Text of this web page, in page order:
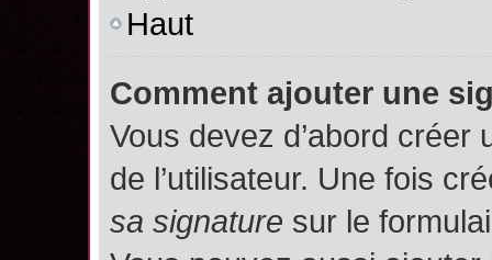
Haut
Comment ajouter une
Vous devez d’abord
de l’utilisateur. Une fois
sa signature sur le